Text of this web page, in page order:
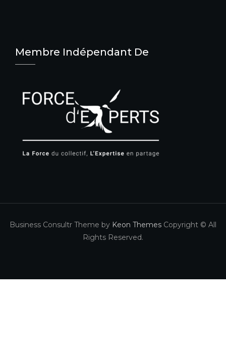
Membre Indépendant De
Business Consultr Theme by Keon Themes Copyright © All
Rights Reserved.